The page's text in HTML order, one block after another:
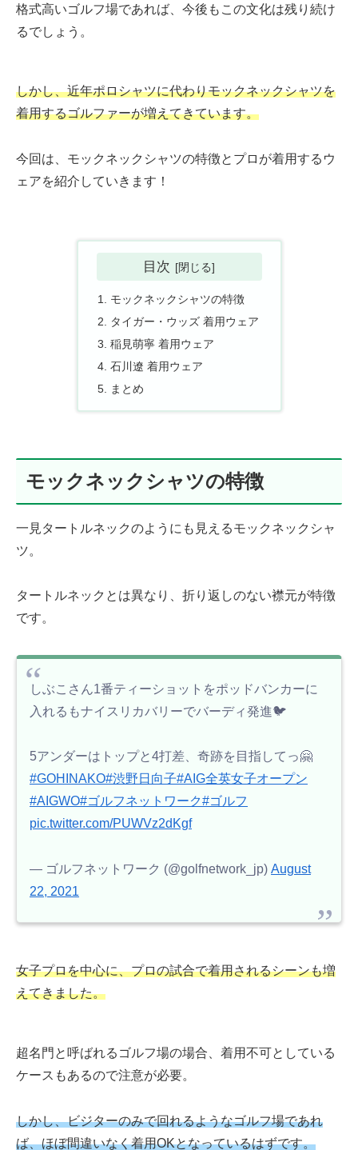
格式高いゴルフ場であれば、今後もこの文化は残り続け
るでしょう。
しかし、近年ポロシャツに代わりモックネックシャツを
着用するゴルファーが増えてきています。
今回は、モックネックシャツの特徴とプロが着用するウ
ェアを紹介していきます！
目次
モックネックシャツの特徴
タイガー・ウッズ 着用ウェア
稲見萌寧 着用ウェア
石川遼 着用ウェア
まとめ
モックネックシャツの特徴
一見タートルネックのようにも見えるモックネックシャ
ツ。
タートルネックとは異なり、折り返しのない襟元が特徴
です。
しぶこさん1番ティーショットをポッドバンカーに
入れるもナイスリカバリーでバーディ発進🐦
5アンダーはトップと4打差、奇跡を目指してっ🤗
#GOHINAKO#渋野日向子#AIG全英女子オープン
#AIGWO#ゴルフネットワーク#ゴルフ
pic.twitter.com/PUWVz2dKgf
— ゴルフネットワーク (@golfnetwork_jp) August
22, 2021
女子プロを中心に、プロの試合で着用されるシーンも増
えてきました。
超名門と呼ばれるゴルフ場の場合、着用不可としている
ケースもあるので注意が必要。
しかし、ビジターのみで回れるようなゴルフ場であれ
ば、ほぼ間違いなく着用OKとなっているはずです。